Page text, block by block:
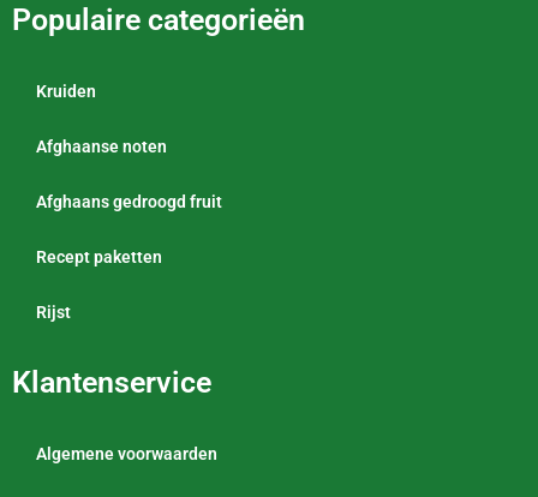
Populaire categorieën
Kruiden
Afghaanse noten
Afghaans gedroogd fruit
Recept paketten
Rijst
Klantenservice
Algemene voorwaarden